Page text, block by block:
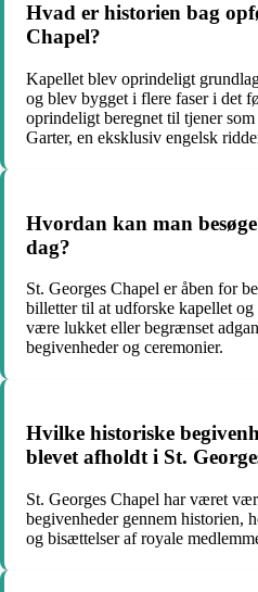
Hvad er historien bag
Chapel?
Kapellet blev oprindeligt
og blev bygget i flere faser i det
oprindeligt beregnet til tjener
Garter, en eksklusiv engelsk
Hvordan kan man
dag?
St. Georges Chapel er åben for
billetter til at udforske kapellet
være lukket eller begrænset
begivenheder og ceremonier.
Hvilke historiske
blevet afholdt i St.
St. Georges Chapel har været
begivenheder gennem historien,
og bisættelser af royale